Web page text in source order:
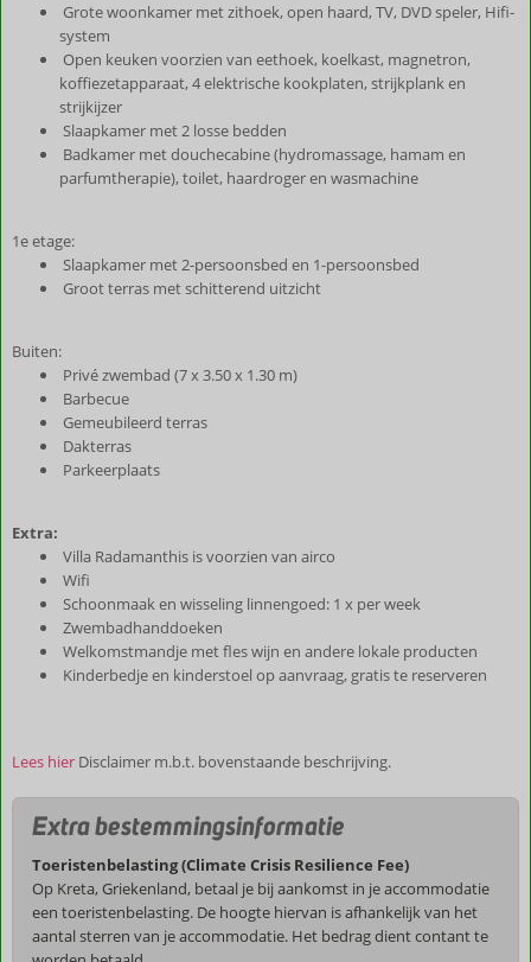
Grote woonkamer met zithoek, open haard, TV, DVD speler, Hifi-
system
Open keuken voorzien van eethoek, koelkast, magnetron,
koffiezetapparaat, 4 elektrische kookplaten, strijkplank en
strijkijzer
Slaapkamer met 2 losse bedden
Badkamer met douchecabine (hydromassage, hamam en
parfumtherapie), toilet, haardroger en wasmachine
1e etage:
Slaapkamer met 2-persoonsbed en 1-persoonsbed
Groot terras met schitterend uitzicht
Buiten:
Privé zwembad (7 x 3.50 x 1.30 m)
Barbecue
Gemeubileerd terras
Dakterras
Parkeerplaats
Extra:
Villa Radamanthis is voorzien van airco
Wifi
Schoonmaak en wisseling linnengoed: 1 x per week
Zwembadhanddoeken
Welkomstmandje met fles wijn en andere lokale producten
Kinderbedje en kinderstoel op aanvraag, gratis te reserveren
Lees hier Disclaimer m.b.t. bovenstaande beschrijving.
Extra bestemmingsinformatie
Toeristenbelasting (Climate Crisis Resilience Fee)
Op Kreta, Griekenland, betaal je bij aankomst in je accommodatie
een toeristenbelasting. De hoogte hiervan is afhankelijk van het
aantal sterren van je accommodatie. Het bedrag dient contant te